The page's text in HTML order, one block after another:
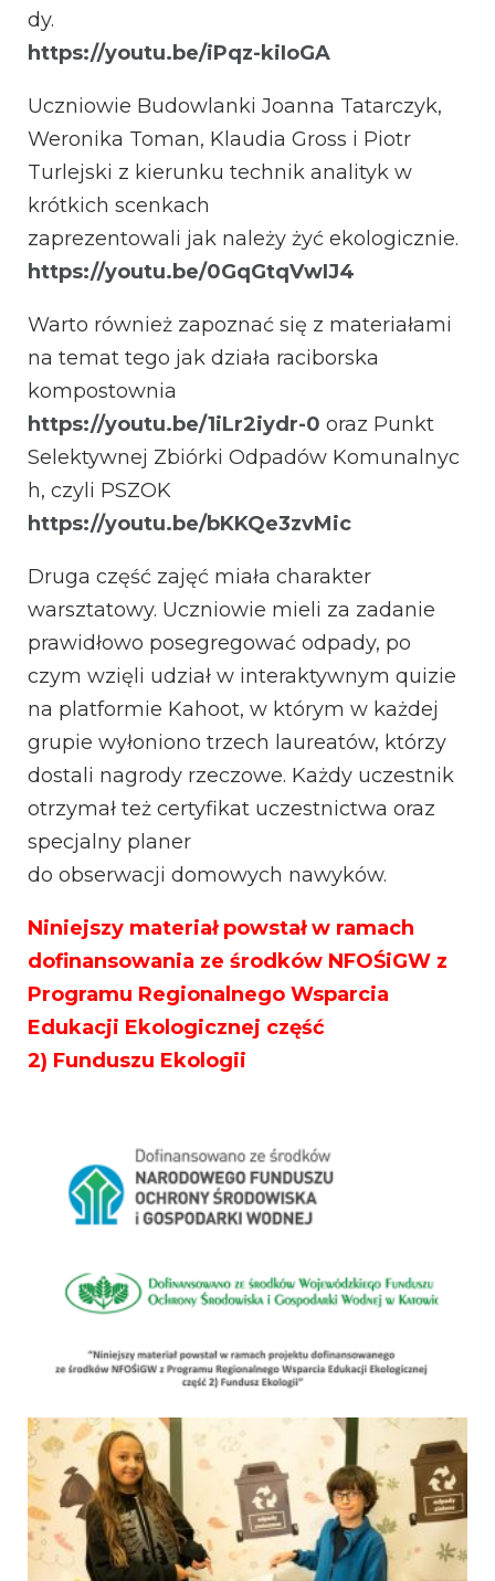
dy.
https://youtu.be/iPqz-kiIoGA
Uczniowie Budowlanki Joanna Tatarczyk,
Weronika Toman, Klaudia Gross i Piotr
Turlejski z kierunku technik analityk w
krótkich scenkach
zaprezentowali jak należy żyć ekologicznie.
https://youtu.be/0GqGtqVwIJ4
Warto również zapoznać się z materiałami
na temat tego jak działa raciborska
kompostownia
https://youtu.be/1iLr2iydr-0 oraz Punkt
Selektywnej Zbiórki Odpadów Komunalnyc
h, czyli PSZOK
https://youtu.be/bKKQe3zvMic
Druga część zajęć miała charakter
warsztatowy. Uczniowie mieli za zadanie
prawidłowo posegregować odpady, po
czym wzięli udział w interaktywnym quizie
na platformie Kahoot, w którym w każdej
grupie wyłoniono trzech laureatów, którzy
dostali nagrody rzeczowe. Każdy uczestnik
otrzymał też certyfikat uczestnictwa oraz
specjalny planer
do obserwacji domowych nawyków.
Niniejszy materiał powstał w ramach
dofinansowania ze środków NFOŚiGW z
Programu Regionalnego Wsparcia
Edukacji Ekologicznej część
2) Funduszu Ekologii